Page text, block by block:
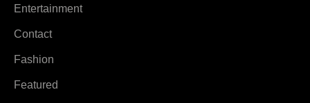
Entertainment
Contact
Fashion
Featured